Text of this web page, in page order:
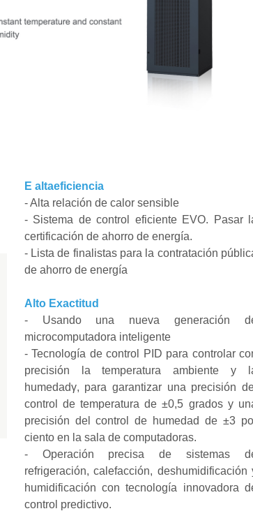
E altaeficiencia
-Alta relación de calor sensible
- Sistema de control eficiente EVO. Pasar
certificación de ahorro de energía.
- Lista de finalistas para la contratación
de ahorro de energía
Alto Exactitud
- Usando una nueva generación
microcomputadora inteligente
-Tecnología de control PID para controlar
precisión la temperatura ambiente y
humedadγ, para garantizar una precisión
control de temperatura de ±0,5 grados y
precisión del control de humedad de ±3
ciento en la sala de computadoras.
- Operación precisa de sistemas
refrigeración, calefacción, deshumidificación
humidificación con tecnología innovadora
control predictivo.